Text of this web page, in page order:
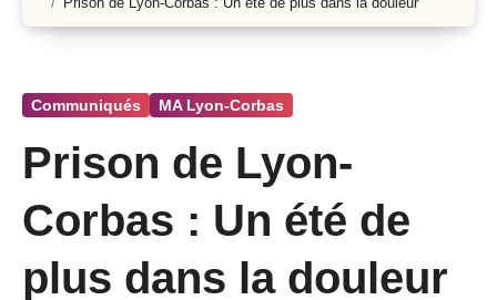
Communiqués MA Lyon-Corbas
Prison de Lyon-
Corbas : Un été de
plus dans la douleur